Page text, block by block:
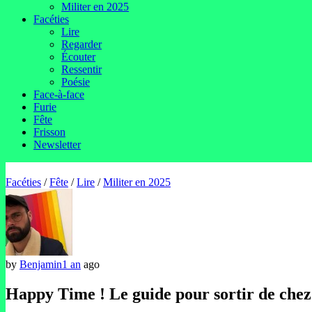
Militer en 2025
Facéties
Lire
Regarder
Écouter
Ressentir
Poésie
Face-à-face
Furie
Fête
Frisson
Newsletter
Facéties /Fête /Lire /Militer en 2025
by Benjamin1 an ago
Happy Time ! Le guide pour sortir de